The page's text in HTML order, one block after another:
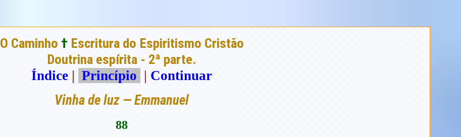
O Caminho † Escritura do Espiritismo Cristão
Doutrina espírita - 2ª parte.
Índice | Princípio | Continuar
Vinha de luz — Emmanuel
88